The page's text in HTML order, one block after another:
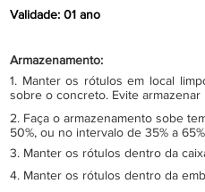
Validade: 01 ano
Armazenamento:
1. Manter os rótulos em local
sobre o concreto. Evite
2. Faça o armazenamento sobe
50%, ou no intervalo de 35% a
3. Manter os rótulos dentro da
4. Manter os rótulos dentro da